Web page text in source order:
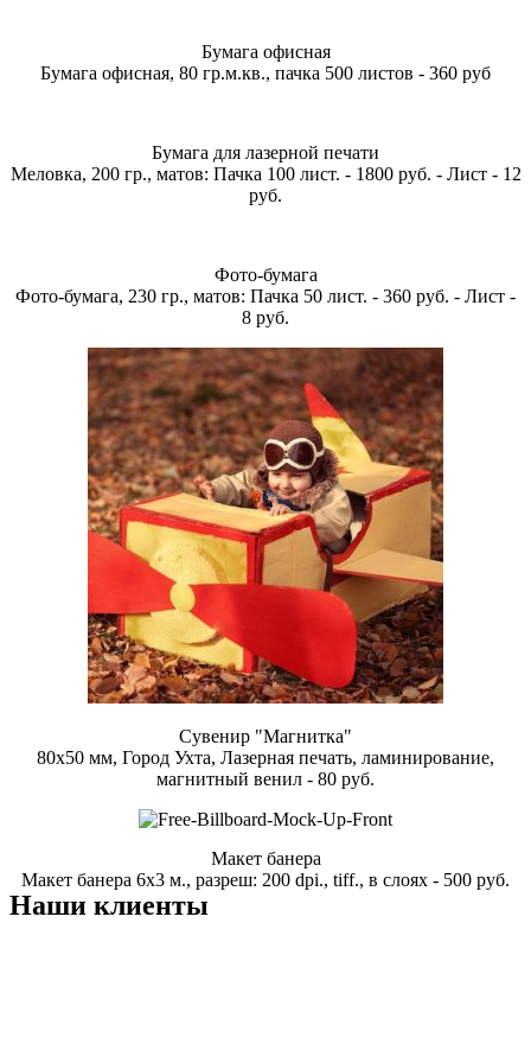
Бумага офисная
Бумага офисная, 80 гр.м.кв., пачка 500 листов - 360 руб
Бумага для лазерной печати
Меловка, 200 гр., матов: Пачка 100 лист. - 1800 руб. - Лист - 12
руб.
Фото-бумага
Фото-бумага, 230 гр., матов: Пачка 50 лист. - 360 руб. - Лист -
8 руб.
Сувенир "Магнитка"
80х50 мм, Город Ухта, Лазерная печать, ламинирование,
магнитный венил - 80 руб.
Макет банера
Макет банера 6х3 м., разреш: 200 dpi., tiff., в слоях - 500 руб.
Наши клиенты